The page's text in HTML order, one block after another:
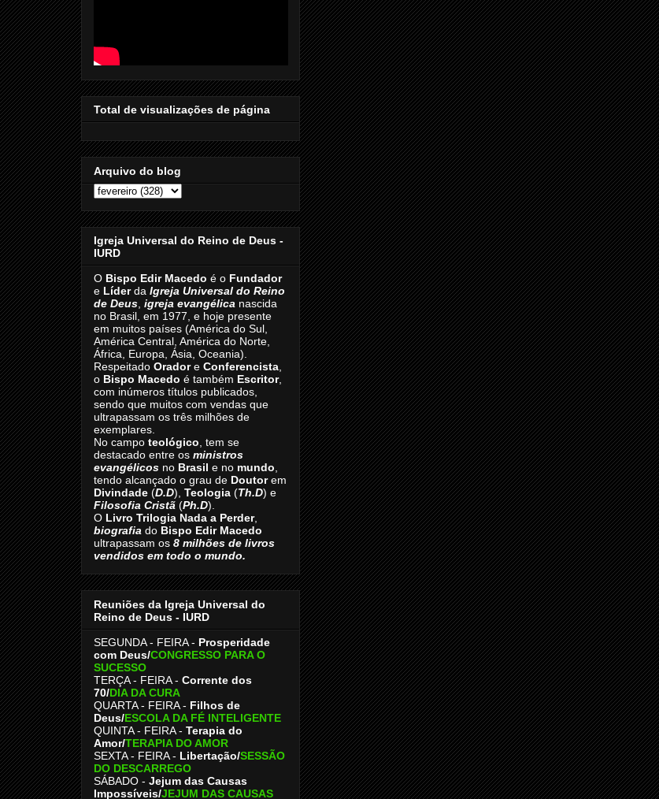
Total de visualizações de página
Arquivo do blog
Igreja Universal do Reino de Deus -
IURD
O Bispo Edir Macedo é o Fundador
e Líderda Igreja Universal do Reino
de Deus, igreja evangélica nascida
no Brasil, em 1977, e hoje presente
em muitos países (América do Sul,
América Central, América do Norte,
África, Europa, Ásia, Oceania).
Respeitado Oradore Conferencista,
o Bispo Macedo é também Escritor,
com inúmeros títulos publicados,
sendo que muitos com vendas que
ultrapassam os três milhões de
exemplares.
No campo teológico, tem se
destacado entre os ministros
evangélicos no Brasil e no mundo,
tendo alcançado o grau de Doutorem
Divindade (D.D), Teologia (Th.D) e
Filosofia Cristã (Ph.D).
O Livro Trilogia Nada a Perder,
biografia do Bispo Edir Macedo
ultrapassam os 8 milhões de livros
vendidos em todo o mundo.
Reuniões da Igreja Universal do
Reino de Deus - IURD
SEGUNDA - FEIRA - Prosperidade
com Deus/CONGRESSO PARA O
SUCESSO
TERÇA - FEIRA - Corrente dos
70/DIA DA CURA
QUARTA - FEIRA - Filhos de
Deus/ESCOLA DA FÉ INTELIGENTE
QUINTA - FEIRA - Terapia do
Amor/TERAPIA DO AMOR
SEXTA - FEIRA - Libertação/SESSÃO
DO DESCARREGO
SÁBADO - Jejum das Causas
Impossíveis/JEJUM DAS CAUSAS